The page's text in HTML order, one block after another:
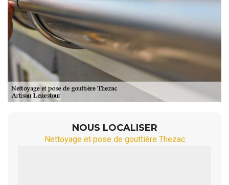
NOUS LOCALISER
Nettoyage et pose de gouttière Thezac